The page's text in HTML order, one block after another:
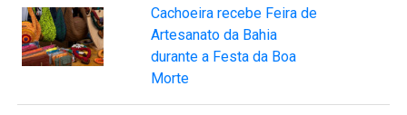
Cachoeira recebe Feira de
Artesanato da Bahia
durante a Festa da Boa
Morte